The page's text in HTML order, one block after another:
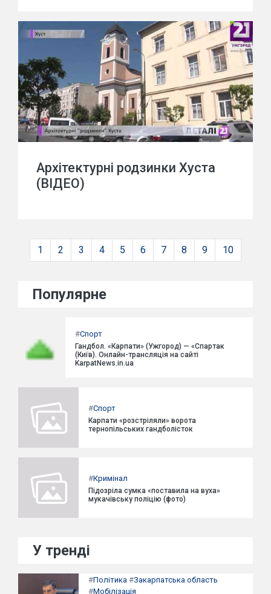
Архітектурні родзинки Хуста
(ВІДЕО)
1 2 3 4 5 6 7 8 9 10
Популярне
#Спорт
Гандбол. «Карпати» (Ужгород) — «Спартак
(Київ). Онлайн-трансляція на сайті
KarpatNews.in.ua
#Спорт
Карпати «розстріляли» ворота
тернопільських гандболісток
#Кримінал
Підозріла сумка «поставила на вуха»
мукачівську поліцію (фото)
У тренді
#Політика #Закарпатська область
#Мобілізація